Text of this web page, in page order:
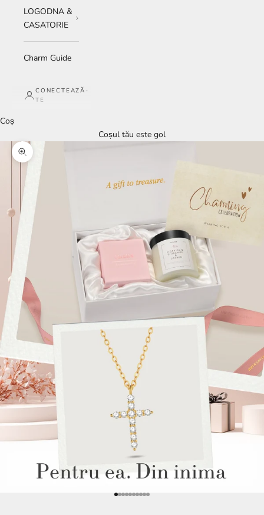
LOGODNA &
CASATORIE
Charm Guide
CONECTEAZĂ-
TE
Coș
Coșul tău este gol
Mărește
Mergi la articolul 1
Mergi la articolul 2
Mergi la articolul 3
Mergi la articolul 4
Mergi la articolul 5
Mergi la articolul 6
Mergi la articolul 7
Mergi la articolul 8
Mergi la articolul 9
Mergi la articolul 10